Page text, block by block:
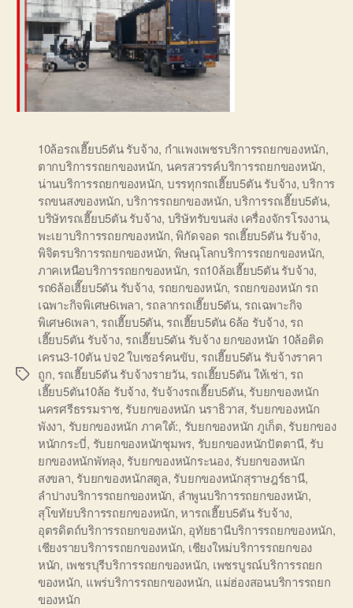
Tags
10ล้อรถเฮี๊ยบ5ตัน รับจ้าง, กำแพงเพชรบริการรถยกของหนัก,
ตากบริการรถยกของหนัก, นครสวรรค์บริการรถยกของหนัก,
น่านบริการรถยกของหนัก, บรรทุกรถเฮี๊ยบ5ตัน รับจ้าง,บริการ
รถขนสงของหนัก,บริการรถยกของหนัก,บริการรถเฮี๊ยบ5ตัน,
บริษัทรถเฮี๊ยบ5ตัน รับจ้าง, บริษัทรับขนส่ง เครื่องจักรโรงงาน,
พะเยาบริการรถยกของหนัก,พิกัดจอด รถเฮี๊ยบ5ตัน รับจ้าง,
พิจิตรบริการรถยกของหนัก, พิษณุโลกบริการรถยกของหนัก,
ภาคเหนือบริการรถยกของหนัก, รถ10ล้อเฮี๊ยบ5ตัน รับจ้าง,
รถ6ล้อเฮี๊ยบ5ตัน รับจ้าง, รถยกของหนัก, รถยกของหนัก รถ
เฉพาะกิจพิเศษ6เพลา, รถลากรถเฮี๊ยบ5ตัน, รถเฉพาะกิจ
พิเศษ6เพลา, รถเฮี๊ยบ5ตัน, รถเฮี๊ยบ5ตัน 6ล้อ รับจ้าง, รถ
เฮี๊ยบ5ตัน รับจ้าง, รถเฮี๊ยบ5ตัน รับจ้าง ยกของหนัก 10ล้อติด
เครน3-10ตัน ปจ2 ใบเซอร์คนขับ, รถเฮี๊ยบ5ตัน รับจ้างราคา
ถูก, รถเฮี๊ยบ5ตัน รับจ้างรายวัน, รถเฮี๊ยบ5ตัน ให้เช่า, รถ
เฮี๊ยบ5ตัน10ล้อ รับจ้าง, รับจ้างรถเฮี๊ยบ5ตัน, รับยกของหนัก
นครศรีธรรมราช, รับยกของหนัก นราธิวาส, รับยกของหนัก
พังงา, รับยกของหนัก ภาคใต้:, รับยกของหนัก ภูเก็ต, รับยกของ
หนักกระบี่, รับยกของหนักชุมพร, รับยกของหนักปัตตานี, รับ
ยกของหนักพัทลุง, รับยกของหนักระนอง, รับยกของหนัก
สงขลา, รับยกของหนักสตูล, รับยกของหนักสุราษฎร์ธานี,
ลำปางบริการรถยกของหนัก, ลำพูนบริการรถยกของหนัก,
สุโขทัยบริการรถยกของหนัก,หารถเฮี๊ยบ5ตัน รับจ้าง,
อุตรดิตถ์บริการรถยกของหนัก, อุทัยธานีบริการรถยกของหนัก,
เชียงรายบริการรถยกของหนัก, เชียงใหม่บริการรถยกของ
หนัก, เพชรบุรีบริการรถยกของหนัก, เพชรบูรณ์บริการรถยก
ของหนัก, แพร่บริการรถยกของหนัก, แม่ฮ่องสอนบริการรถยก
ของหนัก